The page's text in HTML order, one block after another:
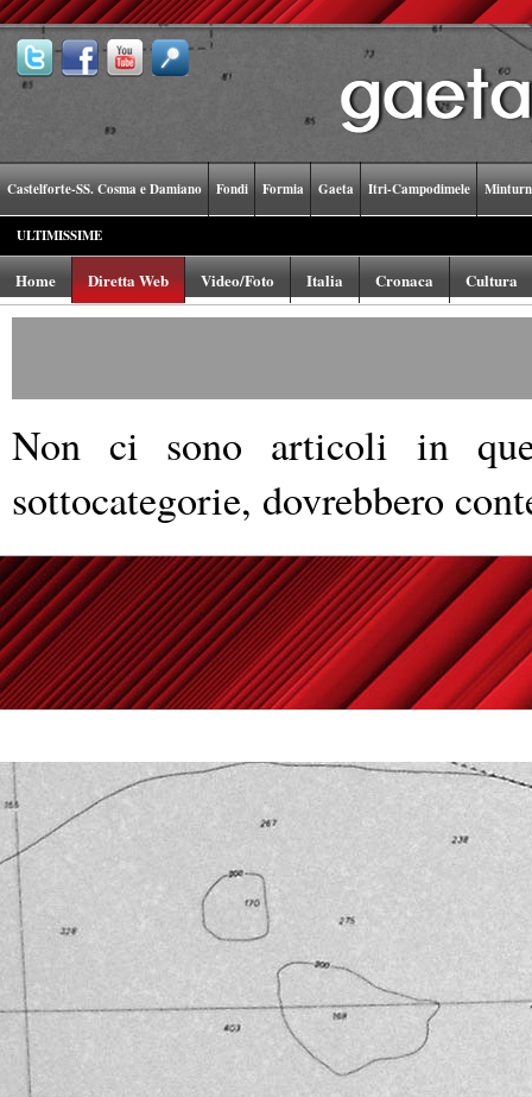
Castelforte-SS. Cosma e Damiano Fondi Formia Gaeta Itri-Campodimele
ULTIMISSIME
Home Diretta Web Video/Foto Italia Cronaca Cultura
Non ci sono articoli in
sottocategorie, dovrebbero